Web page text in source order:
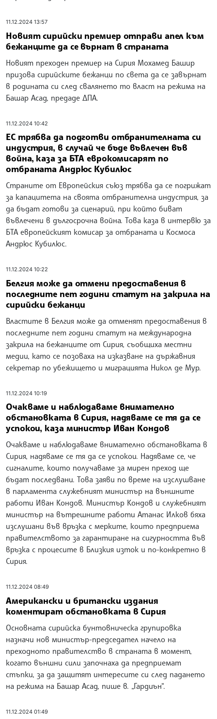
11.12.2024 13:57
Новият сирийски премиер отправи апел към
бежанците да се върнат в страната
Новият преходен премиер на Сирия Мохамед Башир
призова сирийските бежанци по света да се завърнат
в родината си след свалянето то власт на режима на
Башар Асад, предаде ДПА.
11.12.2024 10:42
ЕС трябва да подготви отбранителната си
индустрия, в случай че бъде въвлечен във
война, каза за БТА еврокомисарят по
отбраната Андрюс Кубилюс
Страните от Европейския съюз трябва да се погрижат
за капацитета на своята отбранителна индустрия, за
да бъдат готови за сценарий, при който биват
въвлечени в дългосрочна война. Това каза в интервю за
БТА европейският комисар за отбраната и Космоса
Андрюс Кубилюс.
11.12.2024 10:22
Белгия може да отмени предоставения в
последните пет години статут на закрила на
сирийски бежанци
Властите в Белгия може да отменят предоставения в
последните пет години статут на международна
закрила на бежанците от Сирия, съобщиха местни
медии, като се позоваха на изказване на държавния
секретар по убежището и миграцията Никол де Мур.
11.12.2024 10:19
Очакваме и наблюдаваме внимателно
обстановката в Сирия, надяваме се тя да се
успокои, каза министър Иван Кондов
Очакваме и наблюдаваме внимателно обстановката в
Сирия, надяваме се тя да се успокои. Надяваме се, че
сигналите, които получаваме за мирен преход ще
бъдат последвани. Това заяви по време на изслушване
в парламента служебният министър на външните
работи Иван Кондов. Министър Кондов и служебният
министър на вътрешните работи Атанас Илков бяха
изслушани във връзка с мерките, които предприема
правителството за гарантиране на сигурността във
връзка с процесите в Близкия изток и по-конкретно в
Сирия.
11.12.2024 08:49
Американски и британски издания
коментират обстановката в Сирия
Основната сирийска бунтовническа групировка
назначи нов министър-председател начело на
преходното правителство в страната в момент,
когато външни сили започнаха да предприемат
стъпки, за да защитят интересите си след падането
на режима на Башар Асад, пише в. „Гардиън“.
11.12.2024 01:49